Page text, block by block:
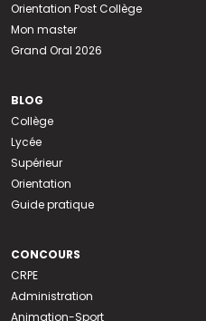
Orientation Post Collège
Mon master
Grand Oral 2026
BLOG
Collège
Lycée
Supérieur
Orientation
Guide pratique
CONCOURS
CRPE
Administration
Animation-Sport